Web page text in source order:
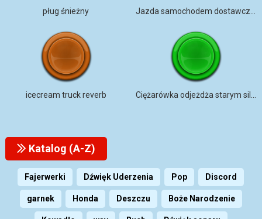
pług śnieżny
icecream truck reverb
Katalog (A-Z)
Fajerwerki Dźwięk Uderzenia Pop Discord
garnek Honda Deszczu Boże Narodzenie